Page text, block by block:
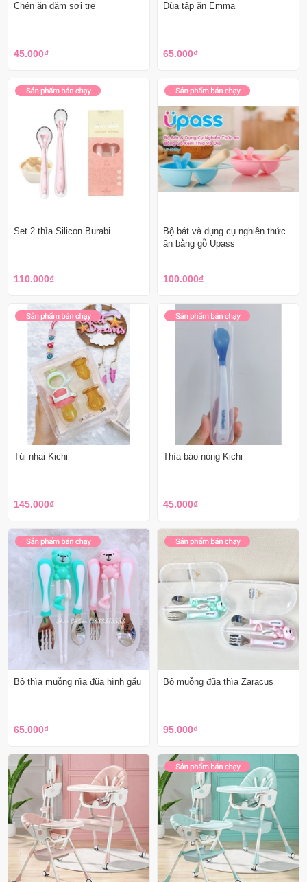
Chén ăn dặm sợi tre
45.000₫
Đũa tập ăn Emma
65.000₫
Set 2 thìa Silicon Burabi
110.000₫
Bộ bát và dụng cụ nghiền thức
ăn bằng gỗ Upass
100.000₫
Túi nhai Kichi
145.000₫
Thìa báo nóng Kichi
45.000₫
Bộ thìa muỗng nĩa đũa hình gấu
65.000₫
Bộ muỗng đũa thìa Zaracus
95.000₫